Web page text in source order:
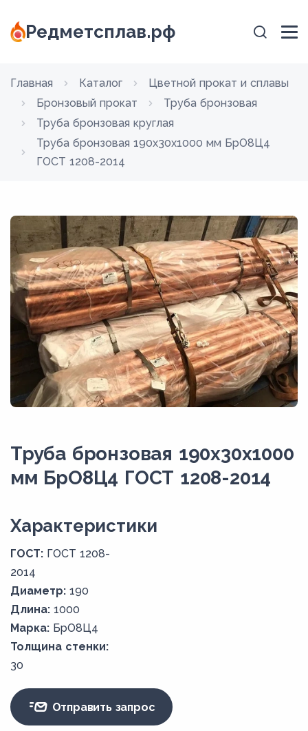
Редметсплав.рф
Главная Каталог
Цветной прокат и сплавы
Бронзовый прокат
Труба бронзовая
Труба бронзовая круглая
Труба бронзовая 190х30х1000 мм БрО8Ц4
ГОСТ 1208-2014
Труба бронзовая 190х30х1000
мм БрО8Ц4 ГОСТ 1208-2014
Xарактеристики
ГОСТ: ГОСТ 1208-
2014
Диаметр: 190
Длина: 1000
Марка: БрО8Ц4
Толщина стенки:
30
Отправить запрос